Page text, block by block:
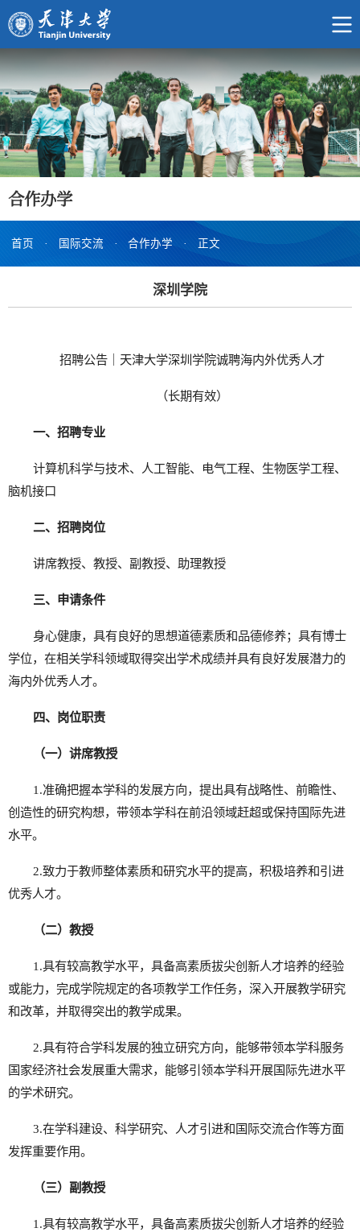
合作办学
首页 · 国际交流 · 合作办学 · 正文
深圳学院
招聘公告｜天津大学深圳学院诚聘海内外优秀人才
（长期有效）
一、招聘专业
计算机科学与技术、人工智能、电气工程、生物医学工程、
脑机接口
二、招聘岗位
讲席教授、教授、副教授、助理教授
三、申请条件
身心健康，具有良好的思想道德素质和品德修养；具有博士
学位，在相关学科领域取得突出学术成绩并具有良好发展潜力的
海内外优秀人才。
四、岗位职责
（一）讲席教授
1.准确把握本学科的发展方向，提出具有战略性、前瞻性、
创造性的研究构想，带领本学科在前沿领域赶超或保持国际先进
水平。
2.致力于教师整体素质和研究水平的提高，积极培养和引进
优秀人才。
（二）教授
1.具有较高教学水平，具备高素质拔尖创新人才培养的经验
或能力，完成学院规定的各项教学工作任务，深入开展教学研究
和改革，并取得突出的教学成果。
2.具有符合学科发展的独立研究方向，能够带领本学科服务
国家经济社会发展重大需求，能够引领本学科开展国际先进水平
的学术研究。
3.在学科建设、科学研究、人才引进和国际交流合作等方面
发挥重要作用。
（三）副教授
1.具有较高教学水平，具备高素质拔尖创新人才培养的经验